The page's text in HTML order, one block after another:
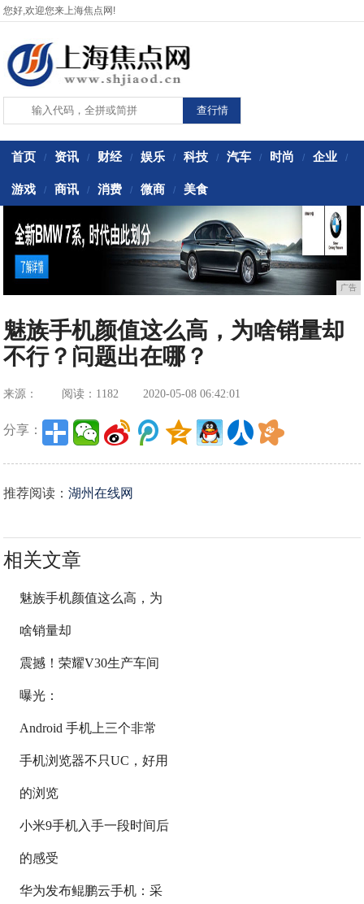
您好,欢迎您来上海焦点网!
首页 / 资讯 / 财经 / 娱乐 / 科技 / 汽车 / 时尚 / 企业 /
游戏 / 商讯 / 消费 / 微商 / 美食
广告
魅族手机颜值这么高，为啥销量却
不行？问题出在哪？
来源： 阅读：1182 2020-05-08 06:42:01
分享：
推荐阅读：湖州在线网
相关文章
魅族手机颜值这么高，为
啥销量却
震撼！荣耀V30生产车间
曝光：
Android 手机上三个非常
手机浏览器不只UC，好用
的浏览
小米9手机入手一段时间后
的感受
华为发布鲲鹏云手机：采